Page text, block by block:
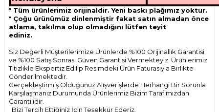
* Tüm ürünlerimiz orijinaldir. Yeni baskı plağımız yoktur.
* Çoğu ürünümüz dinlenmiştir fakat satın almadan önce
atlama, takılma olup olmadığını lütfen teyit
ediniz.
Siz Değerli Müşterilerimize Ürünlerde %100 Orijinallık Garantisi
ve %100 Satış Sonrası Güven Garantisi Vermekteyiz. Ürünlerimiz
Titizlikle Ekspertiz Edilip Resimdeki Ürün Faturasıyla Birlikte
Gönderilmektedir.
Gerçekleştirmiş Olduğunuz Alışverişlerde Herhangi Bir Sorunla
Karşılaşmanız Durumunda Ürünlerimiz Bizim Tarafımızdan
Garantilidir.
Bizi Tercih Ettiğiniz İçin Teşekkür Ederiz.